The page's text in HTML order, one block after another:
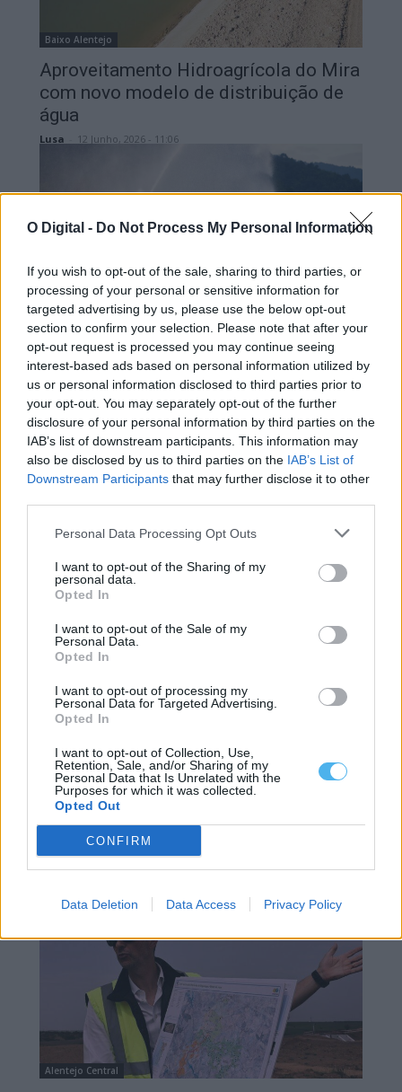
O Digital - Do Not Process My Personal Information
If you wish to opt-out of the sale, sharing to third parties, or
processing of your personal or sensitive information for
targeted advertising by us, please use the below opt-out
section to confirm your selection. Please note that after your
opt-out request is processed you may continue seeing
interest-based ads based on personal information utilized by
us or personal information disclosed to third parties prior to
your opt-out. You may separately opt-out of the further
disclosure of your personal information by third parties on the
IAB’s list of downstream participants. This information may
also be disclosed by us to third parties on the IAB’s List of
Downstream Participants that may further disclose it to other
Personal Data Processing Opt Outs
I want to opt-out of the Sharing of my
personal data.
Opted In
I want to opt-out of the Sale of my
Personal Data.
Opted In
I want to opt-out of processing my
Personal Data for Targeted Advertising.
Opted In
I want to opt-out of Collection, Use,
Retention, Sale, and/or Sharing of my
Personal Data that Is Unrelated with the
Purposes for which it was collected.
Opted Out
CONFIRM
Data Deletion Data Access Privacy Policy
Baixo Alentejo
Aproveitamento Hidroagrícola do Mira
com novo modelo de distribuição de
água
Lusa 12 Junho, 2026 - 11:06
Agricultura
Água, regadio e financiamento em
debate nas XVII Jornadas FENAREG
em Reguengos de Monsaraz
Hugo Calado 31 Maio, 2026 - 14:14
Câmara de Moura exige mais
investimento associado ao Alqueva e
aponta falhas à EDIA
Hugo Calado
Baixo Alentejo
OlivoMoura afirma Moura como
território ligado ao azeite e à
Hugo Calado - 8 Maio, 2026 - 00:58
Alentejo Central